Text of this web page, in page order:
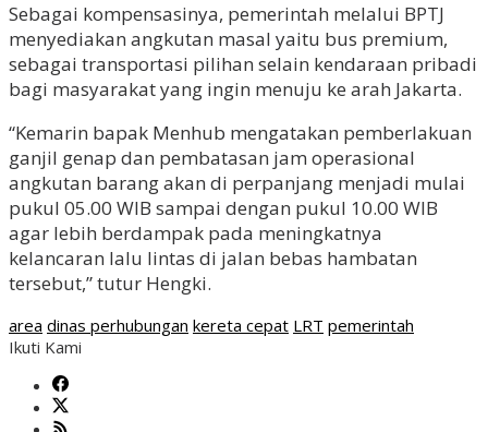
Sebagai kompensasinya, pemerintah melalui BPTJ
menyediakan angkutan masal yaitu bus premium,
sebagai transportasi pilihan selain kendaraan pribadi
bagi masyarakat yang ingin menuju ke arah Jakarta.
“Kemarin bapak Menhub mengatakan pemberlakuan
ganjil genap dan pembatasan jam operasional
angkutan barang akan di perpanjang menjadi mulai
pukul 05.00 WIB sampai dengan pukul 10.00 WIB
agar lebih berdampak pada meningkatnya
kelancaran lalu lintas di jalan bebas hambatan
tersebut,” tutur Hengki.
area dinas perhubungan kereta cepat LRT pemerintah
Ikuti Kami